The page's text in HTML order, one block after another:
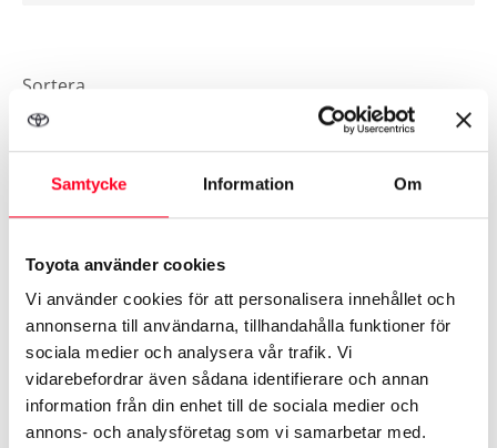
Samtycke Information Om
Toyota använder cookies
Vi använder cookies för att personalisera innehållet och
annonserna till användarna, tillhandahålla funktioner för
sociala medier och analysera vår trafik. Vi
vidarebefordrar även sådana identifierare och annan
information från din enhet till de sociala medier och
annons- och analysföretag som vi samarbetar med.
Motortyp
Drivmedel
Sortera
Senaste